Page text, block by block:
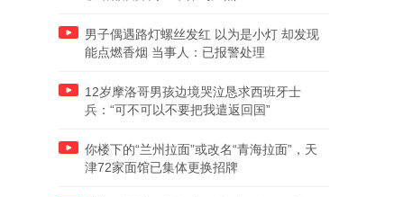
男子偶遇路灯螺丝发红 以为是小灯 却发现
能点燃香烟 当事人：已报警处理
12岁摩洛哥男孩边境哭泣恳求西班牙士
兵：“可不可以不要把我遣返回国”
你楼下的“兰州拉面”或改名“青海拉面”，天
津72家面馆已集体更换招牌